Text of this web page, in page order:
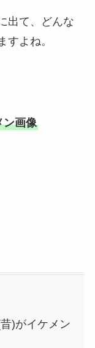
出て、どんな
すよね。
ン画像
)がイケメン